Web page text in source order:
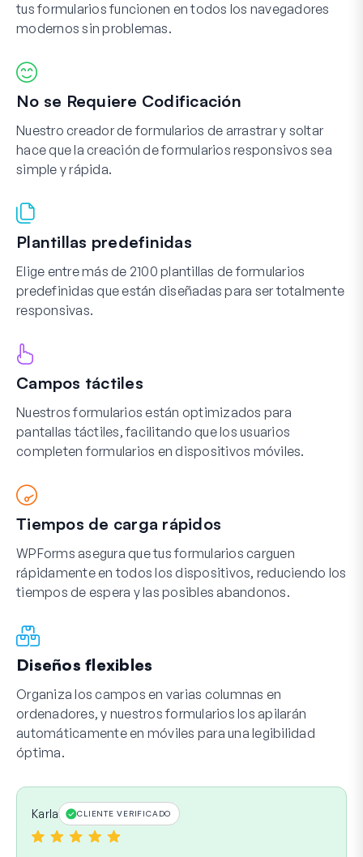
tus formularios funcionen en todos los navegadores
modernos sin problemas.
No se Requiere Codificación
Nuestro creador de formularios de arrastrar y soltar
hace que la creación de formularios responsivos sea
simple y rápida.
Plantillas predefinidas
Elige entre más de 2100 plantillas de formularios
predefinidas que están diseñadas para ser totalmente
responsivas.
Campos táctiles
Nuestros formularios están optimizados para
pantallas táctiles, facilitando que los usuarios
completen formularios en dispositivos móviles.
Tiempos de carga rápidos
WPForms asegura que tus formularios carguen
rápidamente en todos los dispositivos, reduciendo los
tiempos de espera y las posibles abandonos.
Diseños flexibles
Organiza los campos en varias columnas en
ordenadores, y nuestros formularios los apilarán
automáticamente en móviles para una legibilidad
óptima.
Karla CLIENTE VERIFICADO